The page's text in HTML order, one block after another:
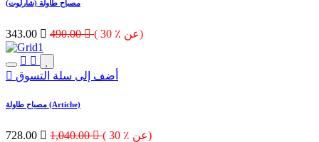
مصباح طاولة (شارلوت)
343.00  490.00 ( 30 ٪ عن)
أضف إلى سلة التسوق
مصباح طاولة (Artiche)
728.00  1,040.00 ( 30 ٪ عن)